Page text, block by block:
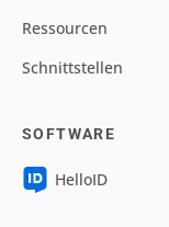
Ressourcen
Schnittstellen
SOFTWARE
HelloID